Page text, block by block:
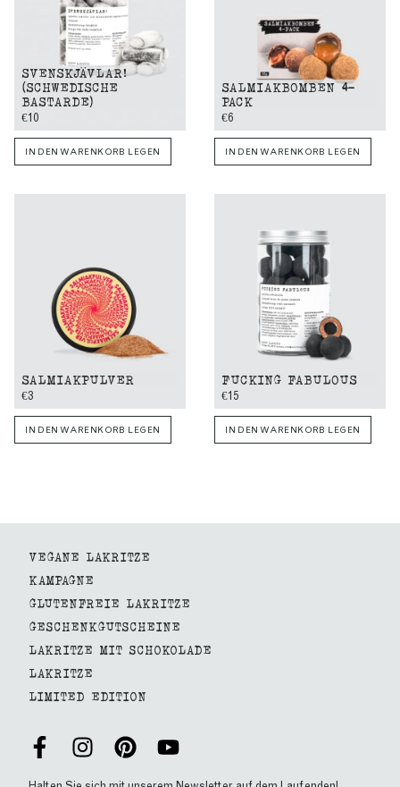
SVENSKJÄVLAR!
(SCHWEDISCHE
BASTARDE)
€10
IN DEN WARENKORB LEGEN
SALMIAKBOMBEN 4-
PACK
€6
IN DEN WARENKORB LEGEN
SALMIAKPULVER
€3
IN DEN WARENKORB LEGEN
FUCKING FABULOUS
€15
IN DEN WARENKORB LEGEN
VEGANE LAKRITZE
KAMPAGNE
GLUTENFREIE LAKRITZE
GESCHENKGUTSCHEINE
LAKRITZE MIT SCHOKOLADE
LAKRITZE
LIMITED EDITION